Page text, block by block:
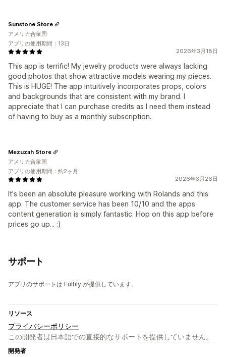
2026年3月18日
This app is terrific! My jewelry products were always lacking
good photos that show attractive models wearing my pieces.
This is HUGE! The app intuitively incorporates props, colors
and backgrounds that are consistent with my brand. I
appreciate that I can purchase credits as I need them instead
of having to buy as a monthly subscription.
Sunstone Store
アメリカ合衆国
アプリの使用期間：13日
2026年3月26日
It's been an absolute pleasure working with Rolands and this
app. The customer service has been 10/10 and the apps
content generation is simply fantastic. Hop on this app before
prices go up... :)
Mezuzah Store
アメリカ合衆国
アプリの使用期間：約2ヶ月
サポート
アプリのサポートは Fulfily が提供しています。
リソース
プライバシーポリシー
この開発者は日本語での直接的なサポートを提供していません。
開発者